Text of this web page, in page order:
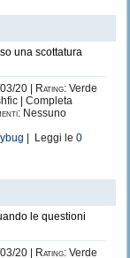
una scottatura
20 | Rating: Verde
| Completa
Nessuno
| Leggi le 0
le questioni
20 | Rating: Verde